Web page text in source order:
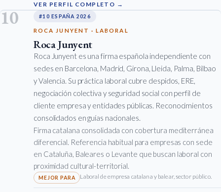
VER PERFIL COMPLETO →
10 #10 ESPAÑA 2026
ROCA JUNYENT · LABORAL
Roca Junyent
Roca Junyent es una firma española independiente con
sedes en Barcelona, Madrid, Girona, Lleida, Palma, Bilbao
y Valencia. Su práctica laboral cubre despidos, ERE,
negociación colectiva y seguridad social con perfil de
cliente empresa y entidades públicas. Reconocimientos
consolidados en guías nacionales.
Firma catalana consolidada con cobertura mediterránea
diferencial. Referencia habitual para empresas con sede
en Cataluña, Baleares o Levante que buscan laboral con
proximidad cultural-territorial.
Laboral de empresa catalana y balear, sector público.